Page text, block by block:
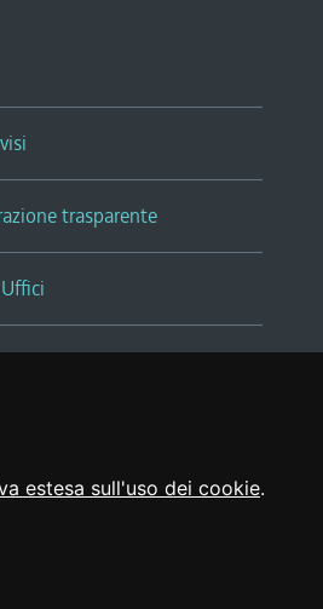
estesa sull'uso dei cookie.
trasparente
Tessitori
Realizzato da